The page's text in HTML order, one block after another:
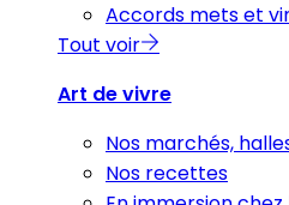
Accords mets et
Tout voir
Art de vivre
Nos marchés,
Nos recettes